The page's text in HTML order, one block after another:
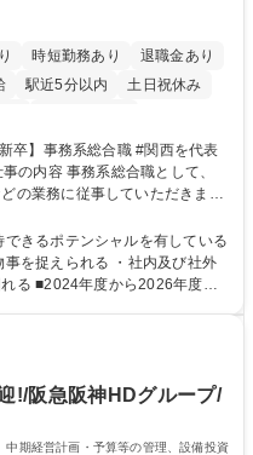
時短勤務あり
退職金あり
駅近5分以内
土日祝休み
の業務に従事していただきま
労業務 ■海外に関係する各種業
属
人の適性及び将来のキャリアを
【育成】OJTでの現場育成や研
きるポテンシャルを有している
を捉えられる ・社内及び社外
年度ま
化や気候変動による自然災害の
の重要性が高まっています。
社会の実現に貢献してまいりま
： 資格：
!/阪急阪神HDグループ/
中期経営計画・予算等の管理、設備投資